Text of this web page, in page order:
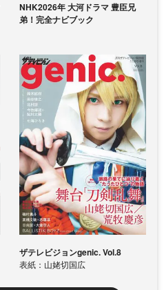
NHK2026年 大河ドラマ 豊臣兄
弟！完全ナビブック
ザテレビジョンgenic. Vol.8
表紙：山姥切国広